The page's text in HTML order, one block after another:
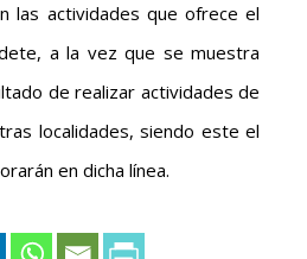
las actividades que ofrece el
a la vez que se muestra
de realizar actividades de
localidades, siendo este el
en dicha línea.